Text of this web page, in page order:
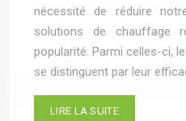
nécessité de réduire
solutions de chauffage
popularité. Parmi celles-ci,
se distinguent par leur
LIRE LA SUITE